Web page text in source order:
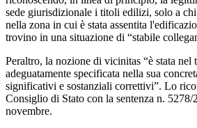
sede giurisdizionale i titoli edilizi, solo a
nella zona in cui è stata assentita
trovino in una situazione di “stabile
Peraltro, la nozione di vicinitas “è stata nel
adeguatamente specificata nella sua
significativi e sostanziali correttivi”. Lo
Consiglio di Stato con la sentenza n. 5278/
novembre.